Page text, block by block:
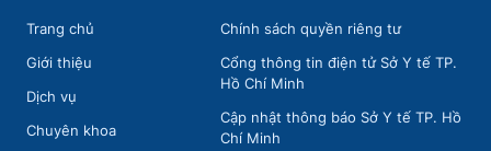
Trang chủ
Giới thiệu
Dịch vụ
Chuyên khoa
Chính sách quyền riêng tư
Cổng thông tin điện tử Sở Y tế TP.
Hồ Chí Minh
Cập nhật thông báo Sở Y tế TP. Hồ
Chí Minh